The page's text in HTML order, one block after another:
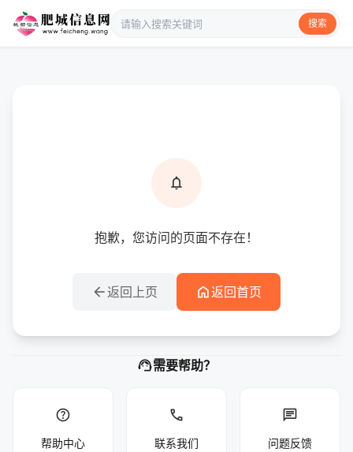
搜索
notifications
抱歉，您访问的页面不存在！
arrow_back返回上页 home返回首页
support_agent需要帮助？
help
帮助中心
phone
联系我们
chat
问题反馈